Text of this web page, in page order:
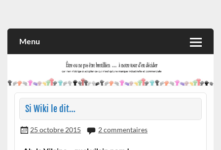
et commerciale
Menu
Si Wiki le dit…
25 octobre 2015 2 commentaires